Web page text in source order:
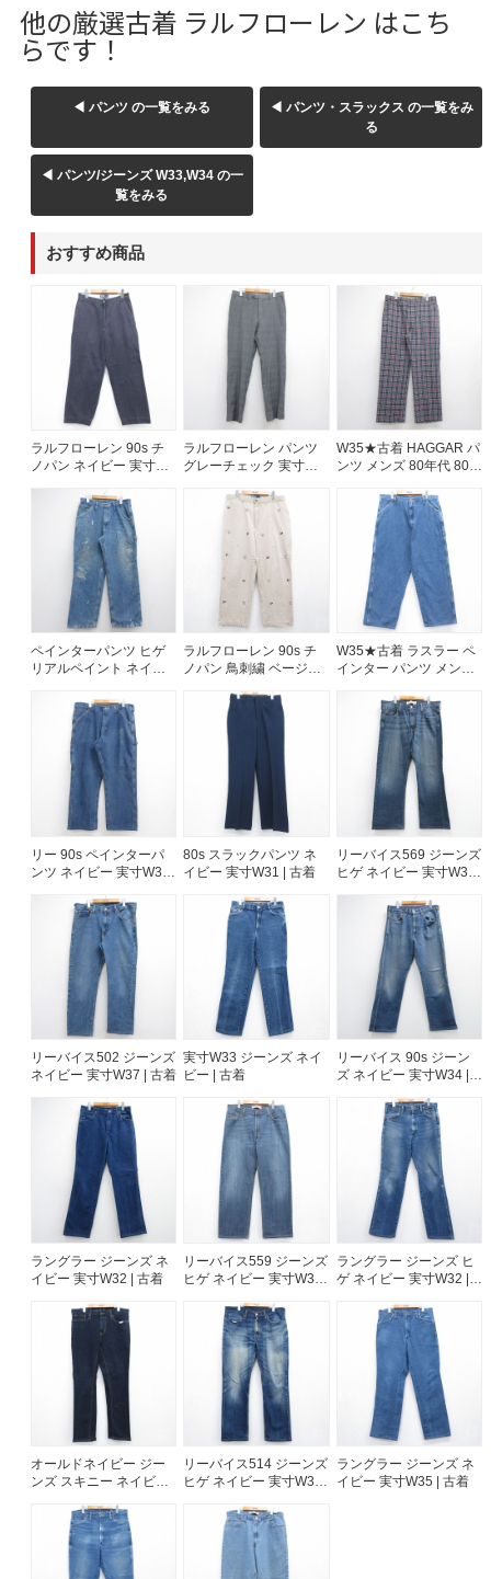
他の厳選古着 ラルフローレン はこち
らです！
◀ パンツ の一覧をみる
◀ パンツ・スラックス の一覧をみ
る
◀ パンツ/ジーンズ W33,W34 の一
覧をみる
おすすめ商品
ラルフローレン 90s チ
ノパン ネイビー 実寸
ラルフローレン パンツ
グレーチェック 実寸
W35★古着 HAGGAR パ
ンツ メンズ 80年代 80s
ク【spe】 26aug10
ペインターパンツ ヒゲ
リアルペイント ネイビ
ラルフローレン 90s チ
ノパン 鳥刺繍 ベージュ
W35★古着 ラスラー ペ
インター パンツ メンズ
ム 26aug07
リー 90s ペインターパ
ンツ ネイビー 実寸W37 |
80s スラックパンツ ネ
イビー 実寸W31 | 古着
リーバイス569 ジーンズ
ヒゲ ネイビー 実寸W38 |
リーバイス502 ジーンズ
ネイビー 実寸W37 | 古着
実寸W33 ジーンズ ネイ
ビー | 古着
リーバイス 90s ジーン
ズ ネイビー 実寸W34 |
ラングラー ジーンズ ネ
イビー 実寸W32 | 古着
リーバイス559 ジーンズ
ヒゲ ネイビー 実寸W36 |
ラングラー ジーンズ ヒ
ゲ ネイビー 実寸W32 |
オールドネイビー ジー
ンズ スキニー ネイビー
リーバイス514 ジーンズ
ヒゲ ネイビー 実寸W36 |
ラングラー ジーンズ ネ
イビー 実寸W35 | 古着